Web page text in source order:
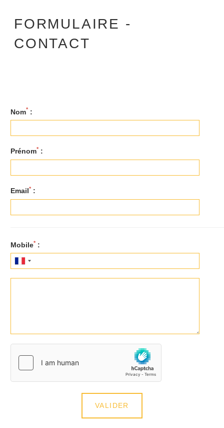
FORMULAIRE -
CONTACT
Nom* :
Prénom* :
Email* :
Mobile* :
VALIDER